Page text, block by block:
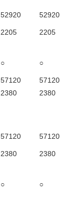
52920
52920
2205
2205
○
○
57120
57120
2380
2380
57120
57120
2380
2380
○ ○